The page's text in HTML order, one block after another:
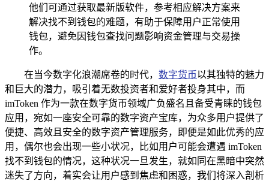
他们可通过获取最新版软件，参考相应解决方案来
解决找不到钱包的难题，有助于保障用户正常使用
钱包，避免因钱包查找问题影响资金管理与交易操
作。
在当今数字化浪潮席卷的时代， 数字货币以其独特的魅力
和巨大的潜力，吸引着无数投资者和爱好者投身其中，而
imToken 作为一款在数字货币领域广负盛名且备受青睐的钱包
应用，宛如一座安全可靠的数字资产宝库，为众多用户提供了
便捷、高效且安全的数字资产管理服务，即便是如此优秀的应
用，偶尔也会出现一些小状况，比如用户可能会遭遇 imToken
找不到钱包的情况，这种状况一旦发生，就如同在黑暗中突然
迷失了方向，着实会让用户感到焦虑和困惑，我们将深入剖析